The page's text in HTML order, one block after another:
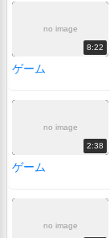
no image
8:22
ゲーム
no image
2:38
ゲーム
no image